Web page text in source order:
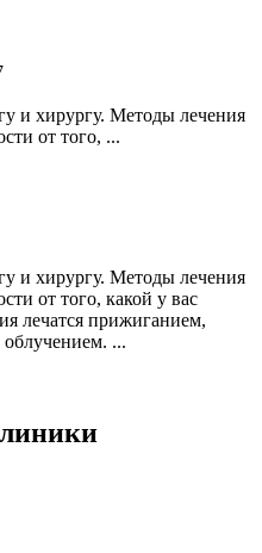
и хирургу. Методы лечения
от того, ...
и хирургу. Методы лечения
от того, какой у вас
лечатся прижиганием,
...